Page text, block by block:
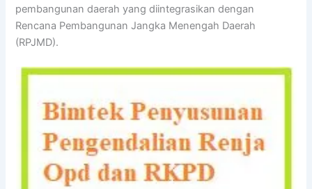
pembangunan daerah yang diintegrasikan dengan
Rencana Pembangunan Jangka Menengah Daerah
(RPJMD).